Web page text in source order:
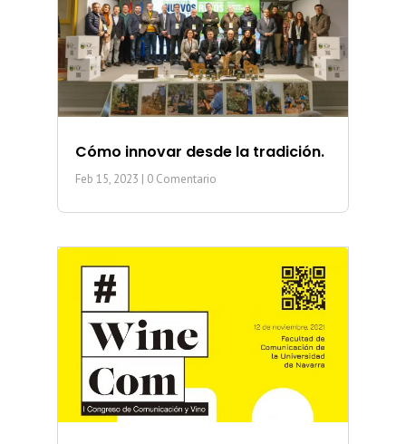
Cómo innovar desde la tradición.
Feb 15, 2023 | 0 Comentario